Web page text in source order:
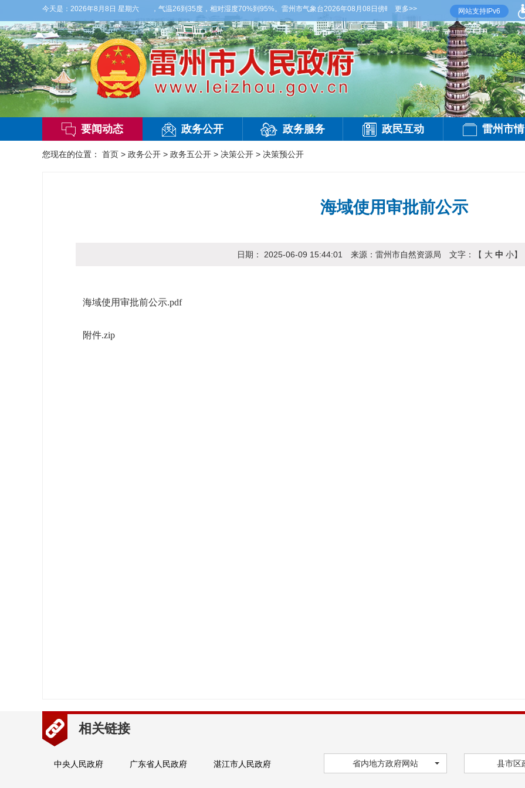
今天是： 2026年8月8日 星期六
天白天，多云，局部有雷阵雨，偏西风2到3级，气温26到35度，相对湿度70%到95%。雷州市气象台2026年08月08日傍晚发布【雷州晚间天气】今晚到明天白天，
更多>> 网站支持IPv6
要闻动态 政务公开 政务服务 政民互动 雷州市情
您现在的位置： 首页 > 政务公开 > 政务五公开 > 决策公开 > 决策预公开
海域使用审批前公示
日期： 2025-06-09 15:44:01 来源： 雷州市自然资源局 文字：【 大 中 小】
海域使用审批前公示.pdf
附件.zip
相关链接
中央人民政府 广东省人民政府 湛江市人民政府 省内地方政府网站 县市区